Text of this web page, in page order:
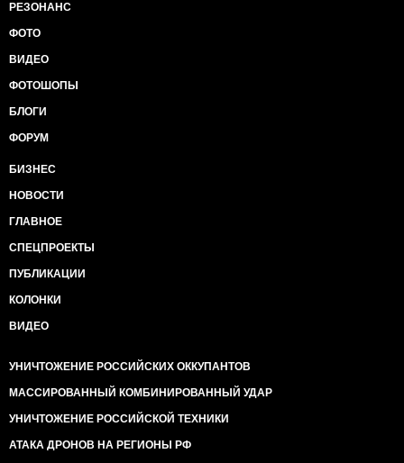
РЕЗОНАНС
ФОТО
ВИДЕО
ФОТОШОПЫ
БЛОГИ
ФОРУМ
БИЗНЕС
НОВОСТИ
ГЛАВНОЕ
СПЕЦПРОЕКТЫ
ПУБЛИКАЦИИ
КОЛОНКИ
ВИДЕО
УНИЧТОЖЕНИЕ РОССИЙСКИХ ОККУПАНТОВ
МАССИРОВАННЫЙ КОМБИНИРОВАННЫЙ УДАР
УНИЧТОЖЕНИЕ РОССИЙСКОЙ ТЕХНИКИ
АТАКА ДРОНОВ НА РЕГИОНЫ РФ